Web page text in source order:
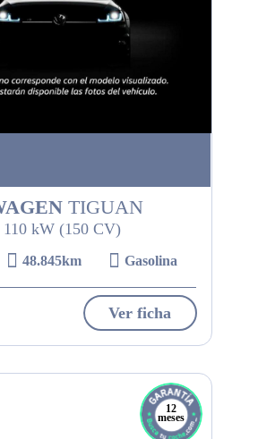
TIGUAN
kW (150 CV)
48.845km Gasolina
Ver ficha
12
meses